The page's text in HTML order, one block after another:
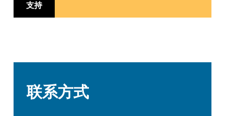
支持
联系方式